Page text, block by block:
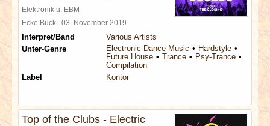
Elektronik u. EBM
Ecke Buck 03. November 2019
Interpret/Band
Various Artists
Unter-Genre
Electronic Dance Music
Hardstyle
Future House
Trance
Psy-Trance
Compilation
Label
Kontor
Top of the Clubs - Electric